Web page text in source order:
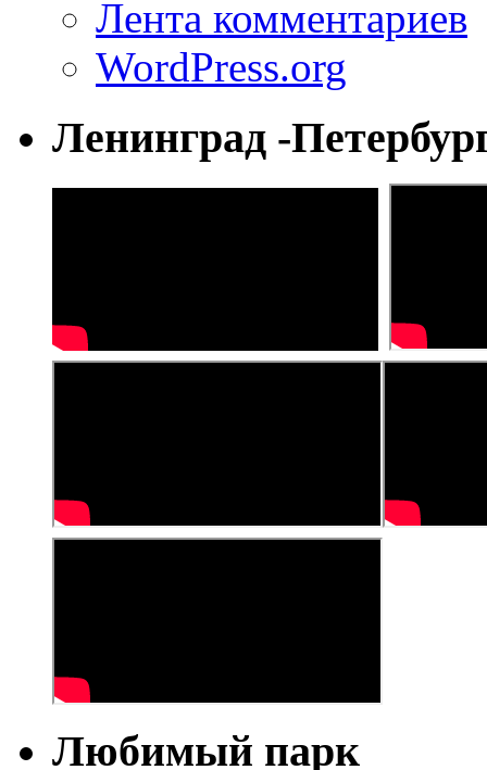
Лента комментариев
WordPress.org
Ленинград -
Любимый парк